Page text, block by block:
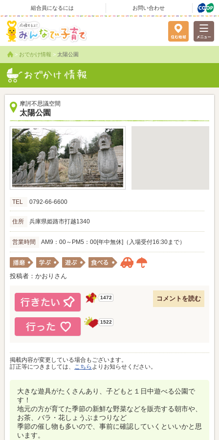
組合員になるには お問い合わせ
> おでかけ情報 > 太陽公園
摩訶不思議空間
太陽公園
TEL 0792-66-6600
住所 兵庫県姫路市打越1340
営業時間 AM9：00～PM5：00[年中無休]（入場受付16:30まで）
投稿者：かおりさん
1472
1522
掲載内容が変更している場合もございます。
訂正等につきましては、 こちら よりお知らせください。
大きな遊具がたくさんあり、子どもと１日中遊べる公園で
す！
地元の方が育てた季節の新鮮な野菜などを販売する朝市や、
お茶、バラ・花しょうぶまつりなど
季節の催し物も多いので、事前に確認していくといいかと思
います。